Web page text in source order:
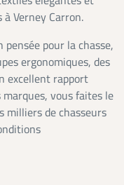
Verney Carron.
pour la chasse,
ergonomiques, des
excellent rapport
vous faites le
milliers de chasseurs